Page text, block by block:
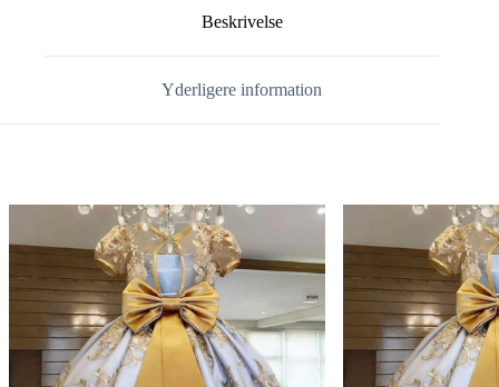
Beskrivelse
Yderligere information